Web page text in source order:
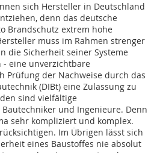
sich Hersteller in Deutschland
denn das deutsche
Brandschutz extrem hohe
muss im Rahmen strenger
die Sicherheit seiner Systeme
- eine unverzichtbare
Prüfung der Nachweise durch das
(DIBt) eine Zulassung zu
sind vielfältige
und Ingenieure. Denn
sehr kompliziert und komplex.
Im Übrigen lässt sich
eines Baustoffes nie absolut